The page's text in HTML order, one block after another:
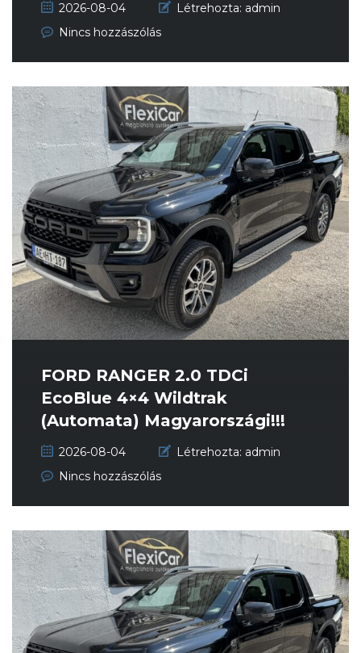
2026-08-04 Létrehozta: admin
Nincs hozzászólás
FORD RANGER 2.0 TDCi
EcoBlue 4×4 Wildtrak
(Automata) Magyarországi!!!
Garantált...
2026-08-04 Létrehozta: admin
Nincs hozzászólás